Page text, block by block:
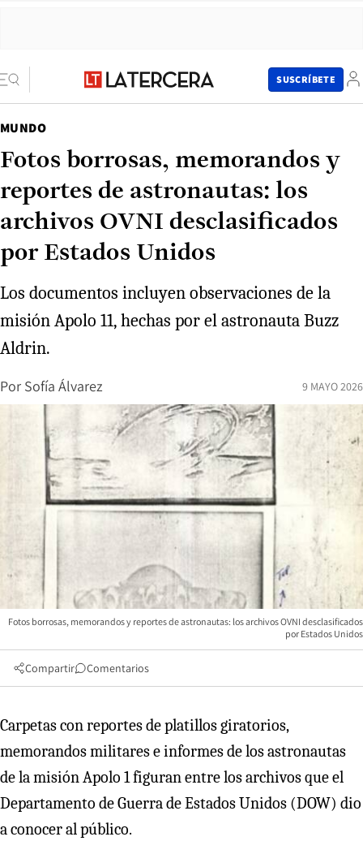
SUSCRÍBETE
MUNDO
Fotos borrosas, memorandos y
reportes de astronautas: los
archivos OVNI desclasificados
por Estados Unidos
Los documentos incluyen observaciones de la
misión Apolo 11, hechas por el astronauta Buzz
Aldrin.
Por Sofía Álvarez 9 MAYO 2026
Fotos borrosas, memorandos y reportes de astronautas: los archivos OVNI desclasificados
por Estados Unidos
Compartir Comentarios
Carpetas con reportes de platillos giratorios,
memorandos militares e informes de los astronautas
de la misión Apolo 1 figuran entre los archivos que el
Departamento de Guerra de Estados Unidos (DOW) dio
a conocer al público.